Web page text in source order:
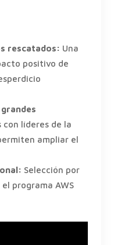
rescatados: Una
positivo de
con líderes de la
ampliar el
Selección por
programa AWS